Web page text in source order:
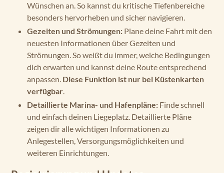
Wünschen an. So kannst du kritische Tiefenbereiche
besonders hervorheben und sicher navigieren.
Gezeiten und Strömungen: Plane deine Fahrt mit den
neuesten Informationen über Gezeiten und
Strömungen. So weißt du immer, welche Bedingungen
dich erwarten und kannst deine Route entsprechend
anpassen. Diese Funktion ist nur bei Küstenkarten
verfügbar.
Detaillierte Marina- und Hafenpläne: Finde schnell
und einfach deinen Liegeplatz. Detaillierte Pläne
zeigen dir alle wichtigen Informationen zu
Anlegestellen, Versorgungsmöglichkeiten und
weiteren Einrichtungen.